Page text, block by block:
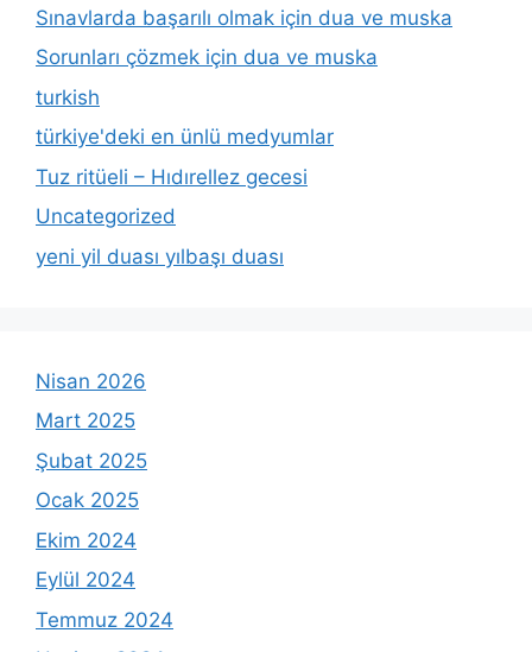
Sınavlarda başarılı olmak için dua ve muska
Sorunları çözmek için dua ve muska
turkish
türkiye'deki en ünlü medyumlar
Tuz ritüeli – Hıdırellez gecesi
Uncategorized
yeni yil duası yılbaşı duası
Nisan 2026
Mart 2025
Şubat 2025
Ocak 2025
Ekim 2024
Eylül 2024
Temmuz 2024